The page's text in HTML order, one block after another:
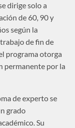
dirige solo a
de 60, 90 y
según la
de fin de
programa otorga
permanente por la
de experto se
grado
Su